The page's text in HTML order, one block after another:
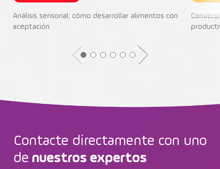
Análisis sensorial: cómo desarrollar alimentos con
aceptación
Contacte directamente con uno
de nuestros expertos